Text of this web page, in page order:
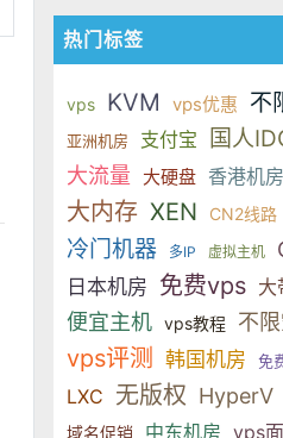
国两大系
于 KVM
国两大系
美元，美
于 KVM
SSD 固态
国两大系
美元，美
VDS 业务
于 KVM
SSD 固
国两大系
美元，美国
热门标签
vps KVM vps优惠 不
亚洲机房 支付宝 国人
大流量 大硬盘 香港机房
大内存 XEN CN2线路
冷门机器 多IP 虚拟主机
日本机房 免费vps 大
便宜主机 vps教程 不
vps评测 韩国机房 免
LXC 无版权 HyperV
域名促销 中东机房 vps